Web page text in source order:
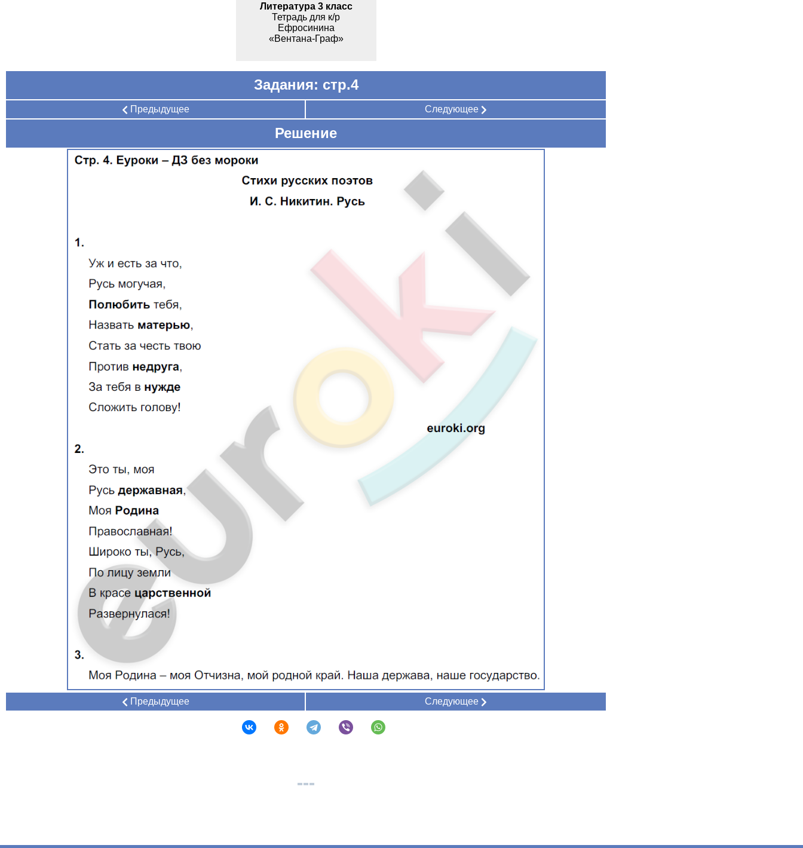
Литература 3 класс
Тетрадь для к/р
Ефросинина
«Вентана-Граф»
Задания: стр.4
Предыдущее Следующее
Решение
Предыдущее Следующее